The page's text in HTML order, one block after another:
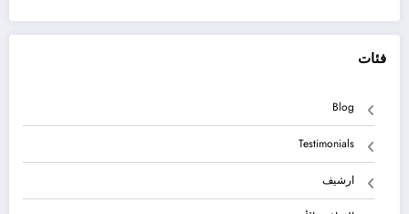
فئات
Blog
Testimonials
ارشيف